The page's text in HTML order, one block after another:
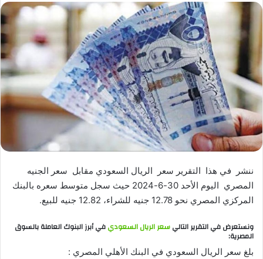
ننشر في هذا التقرير سعر الريال السعودي مقابل سعر الجنيه
المصري اليوم الأحد 30-6-2024 حيث سجل متوسط سعره بالبنك
المركزي المصري نحو 12.78 جنيه للشراء، 12.82 جنيه للبيع.
ونستعرض في التقرير التاليسعر الريال السعوديفي أبرز البنوك العاملة بالسوق
المصرية:
بلغ سعر الريال السعودي في البنك الأهلي المصري :